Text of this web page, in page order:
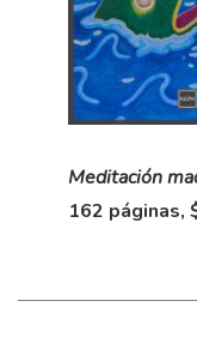
Meditación
162 páginas,